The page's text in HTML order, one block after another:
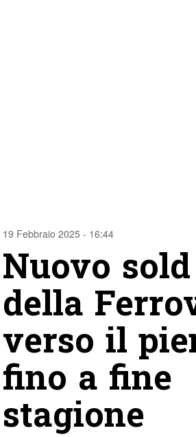
19 Febbraio 2025 - 16:44
Nuovo
della
verso il
fino a fine
stagione